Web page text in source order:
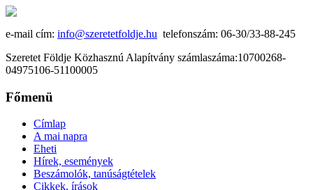
e-mail cím: info@szeretetfoldje.hu telefonszám: 06-30/33-88-245
Szeretet Földje Közhasznú Alapítvány számlaszáma:10700268-
04975106-51100005
Főmenü
Címlap
A mai napra
Eheti
Hírek, események
Beszámolók, tanúságtételek
Cikkek, írások